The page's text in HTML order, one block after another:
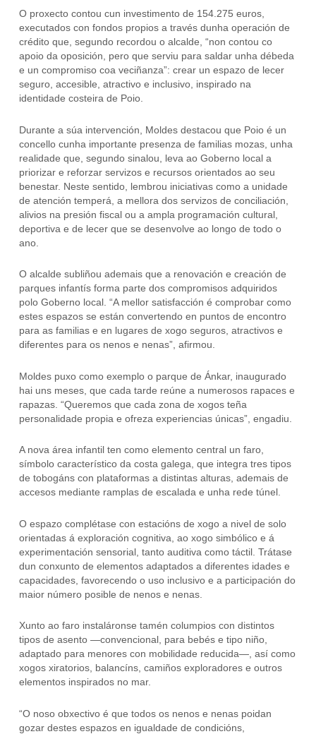
O proxecto contou cun investimento de 154.275 euros,
executados con fondos propios a través dunha operación de
crédito que, segundo recordou o alcalde, “non contou co
apoio da oposición, pero que serviu para saldar unha débeda
e un compromiso coa veciñanza”: crear un espazo de lecer
seguro, accesible, atractivo e inclusivo, inspirado na
identidade costeira de Poio.
Durante a súa intervención, Moldes destacou que Poio é un
concello cunha importante presenza de familias mozas, unha
realidade que, segundo sinalou, leva ao Goberno local a
priorizar e reforzar servizos e recursos orientados ao seu
benestar. Neste sentido, lembrou iniciativas como a unidade
de atención temperá, a mellora dos servizos de conciliación,
alivios na presión fiscal ou a ampla programación cultural,
deportiva e de lecer que se desenvolve ao longo de todo o
ano.
O alcalde subliñou ademais que a renovación e creación de
parques infantís forma parte dos compromisos adquiridos
polo Goberno local. “A mellor satisfacción é comprobar como
estes espazos se están convertendo en puntos de encontro
para as familias e en lugares de xogo seguros, atractivos e
diferentes para os nenos e nenas”, afirmou.
Moldes puxo como exemplo o parque de Ánkar, inaugurado
hai uns meses, que cada tarde reúne a numerosos rapaces e
rapazas. “Queremos que cada zona de xogos teña
personalidade propia e ofreza experiencias únicas”, engadiu.
A nova área infantil ten como elemento central un faro,
símbolo característico da costa galega, que integra tres tipos
de tobogáns con plataformas a distintas alturas, ademais de
accesos mediante ramplas de escalada e unha rede túnel.
O espazo complétase con estacións de xogo a nivel de solo
orientadas á exploración cognitiva, ao xogo simbólico e á
experimentación sensorial, tanto auditiva como táctil. Trátase
dun conxunto de elementos adaptados a diferentes idades e
capacidades, favorecendo o uso inclusivo e a participación do
maior número posible de nenos e nenas.
Xunto ao faro instaláronse tamén columpios con distintos
tipos de asento —convencional, para bebés e tipo niño,
adaptado para menores con mobilidade reducida—, así como
xogos xiratorios, balancíns, camiños exploradores e outros
elementos inspirados no mar.
“O noso obxectivo é que todos os nenos e nenas poidan
gozar destes espazos en igualdade de condicións,